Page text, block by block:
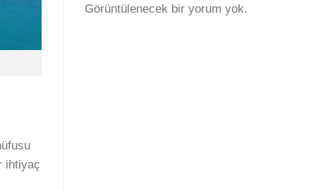
ihtiyaç
Görüntülenecek bir yorum yok.